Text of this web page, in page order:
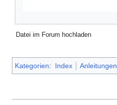
Datei im Forum hochladen
Kategorien: Index Anleitungen